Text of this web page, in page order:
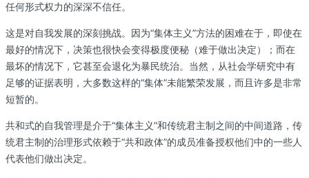
任何形式权力的深深不信任。
这是对自我发展的深刻挑战。因为“集体主义”方法的困难在于，即使在
最好的情况下，决策也很快会变得极度便秘（难于做出决定）；而在
最坏的情况下，它甚至会退化为暴民统治。当然，从社会学研究中有
足够的证据表明，大多数这样的“集体”未能繁荣发展，而且许多是非常
短暂的。
共和式的自我管理是介于“集体主义”和传统君主制之间的中间道路，传
统君主制的治理形式依赖于“共和政体”的成员准备授权他们中的一些人
代表他们做出决定。